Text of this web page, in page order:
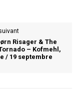
Risager & The
– Kofmehl,
/ 19 septembre